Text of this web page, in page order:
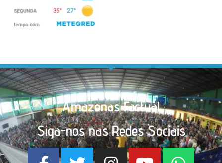
Amazonas Factual
Siga-nos nas Redes Sociais